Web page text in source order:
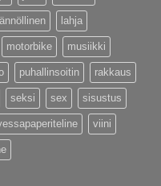
lahja
motorbike musiikki
puhallinsoitin rakkaus
seksi sex sisustus
viini